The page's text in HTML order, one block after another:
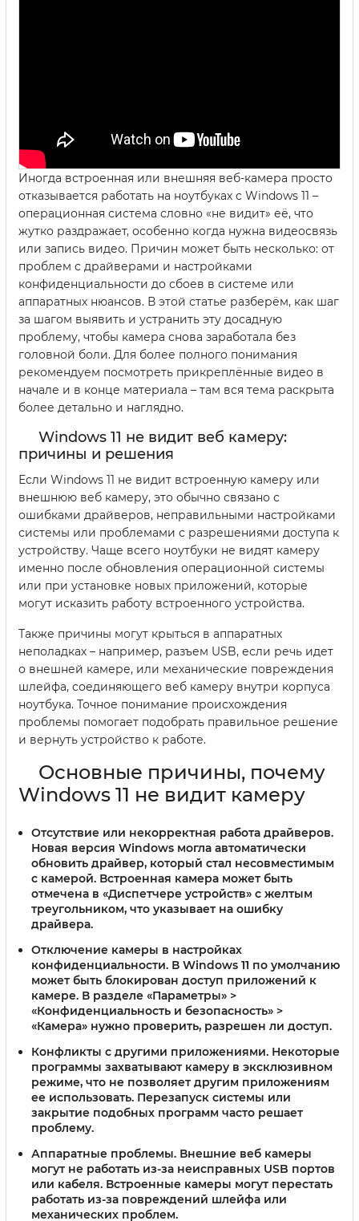
Иногда встроенная или внешняя веб-камера просто
отказывается работать на ноутбуках с Windows 11 –
операционная система словно «не видит» её, что
жутко раздражает, особенно когда нужна видеосвязь
или запись видео. Причин может быть несколько: от
проблем с драйверами и настройками
конфиденциальности до сбоев в системе или
аппаратных нюансов. В этой статье разберём, как шаг
за шагом выявить и устранить эту досадную
проблему, чтобы камера снова заработала без
головной боли. Для более полного понимания
рекомендуем посмотреть прикреплённые видео в
начале и в конце материала – там вся тема раскрыта
более детально и наглядно.
Windows 11 не видит веб камеру:
причины и решения
Если Windows 11 не видит встроенную камеру или
внешнюю веб камеру, это обычно связано с
ошибками драйверов, неправильными настройками
системы или проблемами с разрешениями доступа к
устройству. Чаще всего ноутбуки не видят камеру
именно после обновления операционной системы
или при установке новых приложений, которые
могут исказить работу встроенного устройства.
Также причины могут крыться в аппаратных
неполадках – например, разъем USB, если речь идет
о внешней камере, или механические повреждения
шлейфа, соединяющего веб камеру внутри корпуса
ноутбука. Точное понимание происхождения
проблемы помогает подобрать правильное решение
и вернуть устройство к работе.
Основные причины, почему
Windows 11 не видит камеру
Отсутствие или некорректная работа драйверов.
Новая версия Windows могла автоматически
обновить драйвер, который стал несовместимым
с камерой. Встроенная камера может быть
отмечена в «Диспетчере устройств» с желтым
треугольником, что указывает на ошибку
драйвера.
Отключение камеры в настройках
конфиденциальности. В Windows 11 по умолчанию
может быть блокирован доступ приложений к
камере. В разделе «Параметры» >
«Конфиденциальность и безопасность» >
«Камера» нужно проверить, разрешен ли доступ.
Конфликты с другими приложениями. Некоторые
программы захватывают камеру в эксклюзивном
режиме, что не позволяет другим приложениям
ее использовать. Перезапуск системы или
закрытие подобных программ часто решает
проблему.
Аппаратные проблемы. Внешние веб камеры
могут не работать из-за неисправных USB портов
или кабеля. Встроенные камеры могут перестать
работать из-за повреждений шлейфа или
механических проблем.